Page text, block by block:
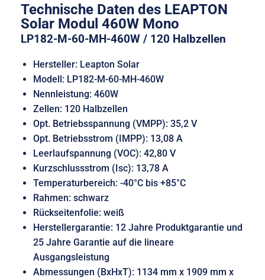
Technische Daten des LEAPTON
Solar Modul 460W Mono
LP182-M-60-MH-460W / 120 Halbzellen
Hersteller: Leapton Solar
Modell: LP182-M-60-MH-460W
Nennleistung: 460W
Zellen: 120 Halbzellen
Opt. Betriebsspannung (VMPP): 35,2 V
Opt. Betriebsstrom (IMPP): 13,08 A
Leerlaufspannung (VOC): 42,80 V
Kurzschlussstrom (Isc): 13,78 A
Temperaturbereich: -40°C bis +85°C
Rahmen: schwarz
Rückseitenfolie: weiß
Herstellergarantie: 12 Jahre Produktgarantie und
25 Jahre Garantie auf die lineare
Ausgangsleistung
Abmessungen (BxHxT): 1134 mm x 1909 mm x